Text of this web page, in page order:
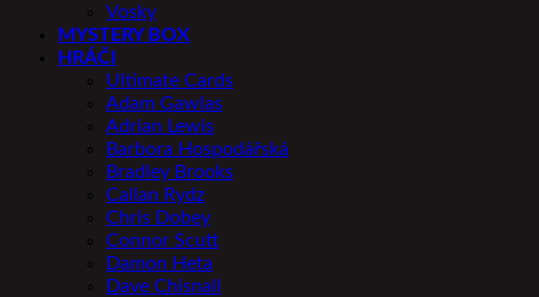
Vosky
MYSTERY BOX
HRÁČI
Ultimate Cards
Adam Gawlas
Adrian Lewis
Barbora Hospodářská
Bradley Brooks
Callan Rydz
Chris Dobey
Connor Scutt
Damon Heta
Dave Chisnall